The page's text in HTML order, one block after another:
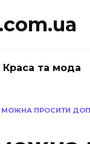
Краса та мода
МОЖНА ПРОСИТИ